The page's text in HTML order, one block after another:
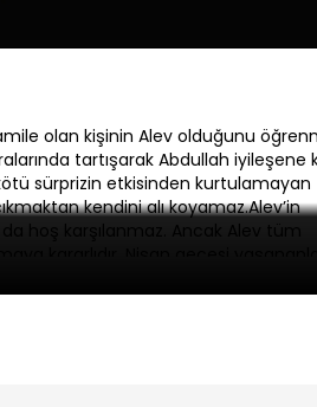
olan kişinin Alev olduğunu
tartışarak Abdullah iyileşene
sürprizin etkisinden kurtulamayan
kendini alı koyamaz.Alev’in
hoş karşılanmaz. Ancak Alev tüm
kararlıdır. Nişan gecesi
kesinlikle bitirme kararı
Nursema’nın bu konudaki
bir kadınla birlikte olduğundan
atlatarak odasından